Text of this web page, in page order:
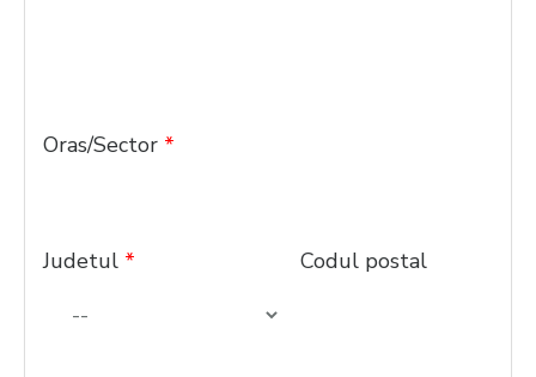
Oras/Sector *
Judetul * Codul postal